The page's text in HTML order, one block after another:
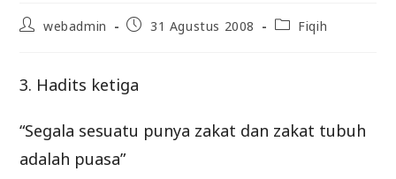
Postwebadmin
Post31 Agustus 2008
PostFiqih
3. Hadits ketiga
“Segala sesuatu punya zakat dan zakat tubuh
adalah puasa”